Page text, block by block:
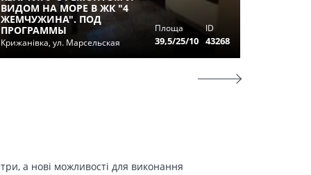
ВИДОМ НА МОРЕ В ЖК "4
ЖЕМЧУЖИНА". ПОД
ПРОГРАММЫ
Крижанівка, ул. Марсельская
Площа
39,5/25/10
ID
43268
а нові можливості для виконання